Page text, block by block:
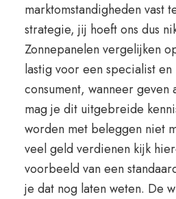
marktomstandigheden vast
strategie, jij hoeft ons dus
Zonnepanelen vergelijken
lastig voor een specialist
consument, wanneer geven
mag je dit uitgebreide
worden met beleggen niet
veel geld verdienen kijk
voorbeeld van een
je dat nog laten weten. De